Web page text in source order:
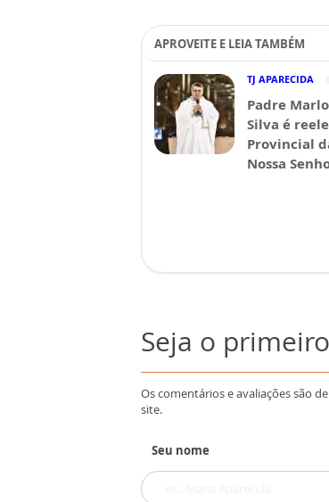
APROVEITE E LEIA TAMBÉM
TJ APARECIDA
Padre
Silva é
Provincial
Nossa
Seja o
Os comentários e avaliações são
site.
Seu nome